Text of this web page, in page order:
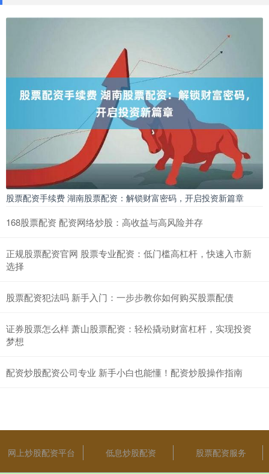
股票配资手续费 湖南股票配资：解锁财富密码，开启投资新篇章
168股票配资 配资网络炒股：高收益与高风险并存
正规股票配资官网 股票专业配资：低门槛高杠杆，快速入市新
选择
股票配资犯法吗 新手入门：一步步教你如何购买股票配债
证券股票怎么样 萧山股票配资：轻松撬动财富杠杆，实现投资
梦想
配资炒股配资公司专业 新手小白也能懂！配资炒股操作指南
网上炒股配资平台 低息炒股配资 股票配资服务